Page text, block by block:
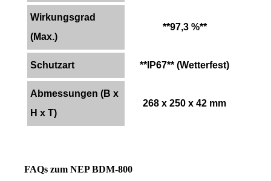
Wirkungsgrad
(Max.)
**97,3 %**
Schutzart **IP67** (Wetterfest)
Abmessungen (B x
H x T)
268 x 250 x 42 mm
FAQs zum NEP BDM-800